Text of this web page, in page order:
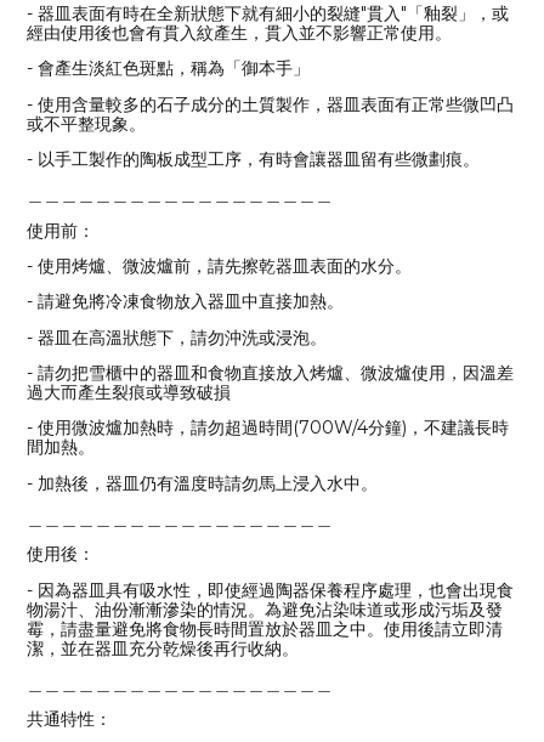
- 器皿表面有時在全新狀態下就有細小的裂縫"貫入"「釉裂」，或
經由使用後也會有貫入紋產生，貫入並不影響正常使用。
- 會產生淡紅色斑點，稱為「御本手」
- 使用含量較多的石子成分的土質製作，器皿表面有正常些微凹凸
或不平整現象。
- 以手工製作的陶板成型工序，有時會讓器皿留有些微劃痕。
使用前：
- 使用烤爐、微波爐前，請先擦乾器皿表面的水分。
- 請避免將冷凍食物放入器皿中直接加熱。
- 器皿在高溫狀態下，請勿沖洗或浸泡。
- 請勿把雪櫃中的器皿和食物直接放入烤爐、微波爐使用，因溫差
過大而產生裂痕或導致破損
- 使用微波爐加熱時，請勿超過時間(700W/4分鐘)，不建議長時
間加熱。
- 加熱後，器皿仍有溫度時請勿馬上浸入水中。
使用後：
- 因為器皿具有吸水性，即使經過陶器保養程序處理，也會出現食
物湯汁、油份漸漸滲染的情況。為避免沾染味道或形成污垢及發
霉，請盡量避免將食物長時間置放於器皿之中。使用後請立即清
潔，並在器皿充分乾燥後再行收納。
共通特性：